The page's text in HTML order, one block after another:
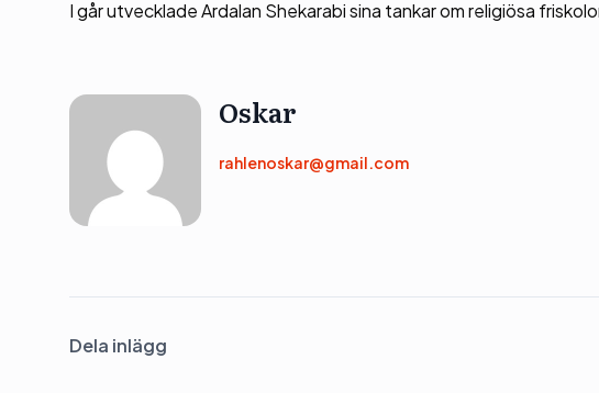
I går utvecklade Ardalan Shekarabi sina tankar om religiösa
Oskar
rahlenoskar@gmail.com
Dela inlägg